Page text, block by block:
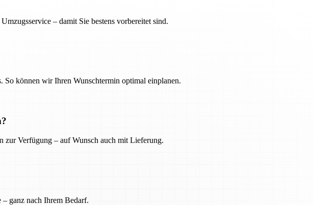
– damit Sie bestens vorbereitet sind.
können wir Ihren Wunschtermin optimal einplanen.
zur Verfügung – auf Wunsch auch mit Lieferung.
ganz nach Ihrem Bedarf.